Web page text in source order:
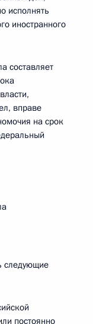
исполнять
иностранного
составляет
вправе
на срок
следующие
постоянно